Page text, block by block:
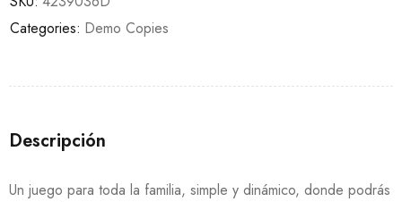
Categories: Demo Copies
Descripción
Un juego para toda la familia, simple y dinámico, donde podrás